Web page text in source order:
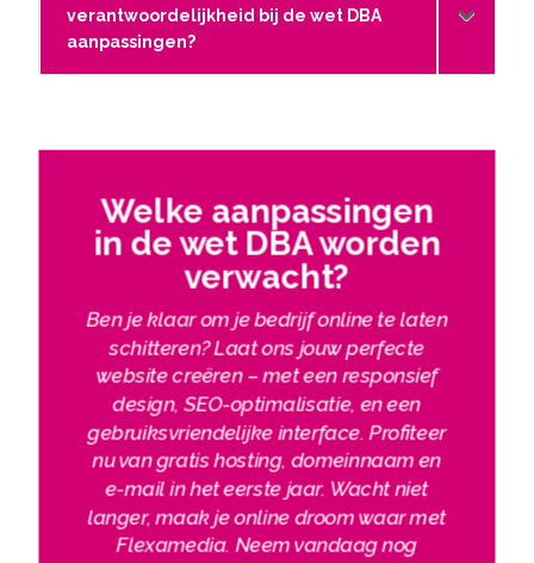
verantwoordelijkheid bij de wet DBA
aanpassingen?
Welke aanpassingen
in de wet DBA worden
verwacht?
Ben je klaar om je bedrijf online te laten
schitteren? Laat ons jouw perfecte
website creëren – met een responsief
design, SEO-optimalisatie, en een
gebruiksvriendelijke interface. Profiteer
nu van gratis hosting, domeinnaam en
e-mail in het eerste jaar. Wacht niet
langer, maak je online droom waar met
Flexamedia. Neem vandaag nog